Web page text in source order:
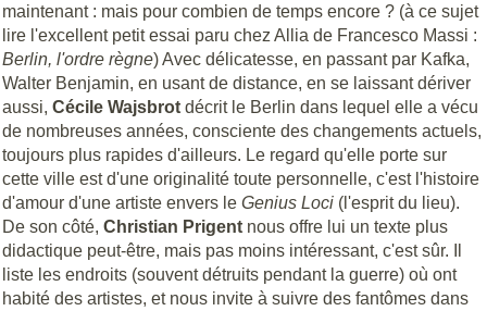
maintenant : mais pour combien de temps encore ? (à ce sujet
lire l'excellent petit essai paru chez Allia de Francesco Massi :
Berlin, l'ordre règne) Avec délicatesse, en passant par Kafka,
Walter Benjamin, en usant de distance, en se laissant dériver
aussi, Cécile Wajsbrot décrit le Berlin dans lequel elle a vécu
de nombreuses années, consciente des changements actuels,
toujours plus rapides d'ailleurs. Le regard qu'elle porte sur
cette ville est d'une originalité toute personnelle, c'est l'histoire
d'amour d'une artiste envers le Genius Loci (l'esprit du lieu).
De son côté, Christian Prigent nous offre lui un texte plus
didactique peut-être, mais pas moins intéressant, c'est sûr. Il
liste les endroits (souvent détruits pendant la guerre) où ont
habité des artistes, et nous invite à suivre des fantômes dans